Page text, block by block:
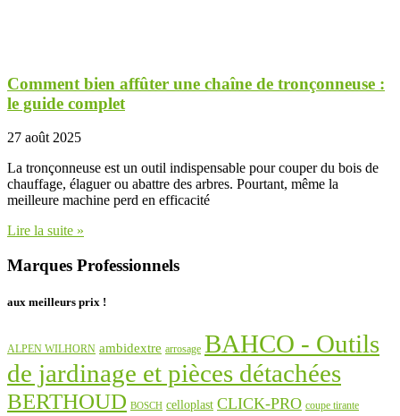
Comment bien affûter une chaîne de tronçonneuse :
le guide complet
27 août 2025
La tronçonneuse est un outil indispensable pour couper du bois de
chauffage, élaguer ou abattre des arbres. Pourtant, même la
meilleure machine perd en efficacité
Lire la suite »
Marques Professionnels
aux meilleurs prix !
ALPEN WILHORN ambidextre arrosage BAHCO - Outils
de jardinage et pièces détachées
BERTHOUD BOSCH celloplast CLICK-PRO coupe tirante